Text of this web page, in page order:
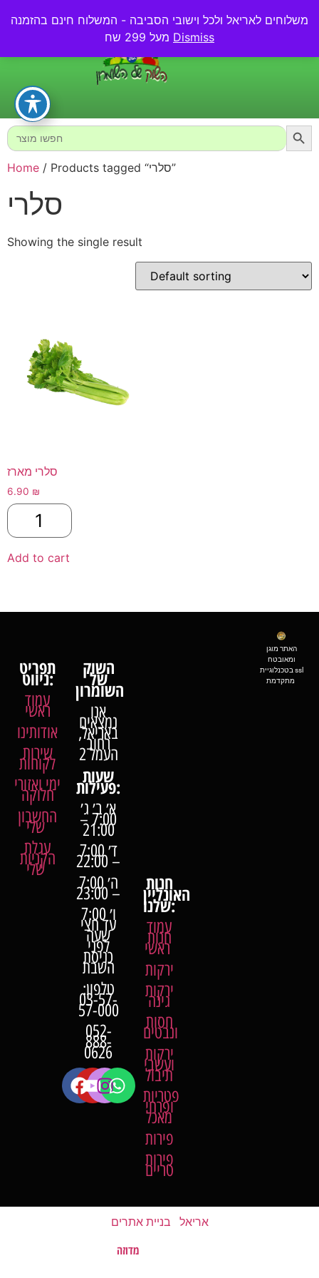
משלוחים לאריאל ולכל וישובי הסביבה - המשלוח חינם בהזמנה
Dismiss
0.00₪
Search
for:
Home / Products tagged “סלרי”
סלרי
Showing the single result
סלרי מארז
6.90 ₪
Add to cart
תפריט
ניווט:
עמוד
ראשי
אודותינו
שירות
לקוחות
ימי ואזורי
חלוקה
החשבון
שלי
עגלת
הקניות
שלי
השוק
של
אנו
נמצאים
באריאל,
רחוב
העמל 2
שעותפעילות:
א׳ ב׳ ג׳
7:00 –
21:00
ד׳ 7:00
– 22:00
ה׳ 7:00
– 23:00
ו׳ 7:00
עד חצי
שעה
לפני
כניסת
השבת
טלפון:
03-57-
57-000
052-
888-
0626
חנות
האונליין
שלנו:
עמוד
חנות
ראשי
ירקות
ירקות
גינה
חסות
ונבטים
ירקות
ועשבי
תיבול
פטריות
ופרחי
מאכל
פירות
פירות
טריים
האתר מוגן
ומאובטח
בטכנלוגיית ssl
אריאל בניית אתרים
האתר נבנה על ידימדוזה